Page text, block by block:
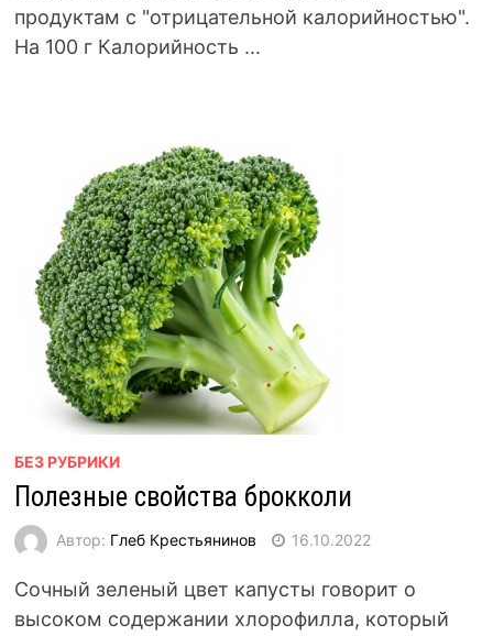
продуктам с "отрицательной калорийностью".
На 100 г Калорийность ...
БЕЗ РУБРИКИ
Полезные свойства брокколи
Автор: Глеб Крестьянинов 16.10.2022
Сочный зеленый цвет капусты говорит о
высоком содержании хлорофилла, который